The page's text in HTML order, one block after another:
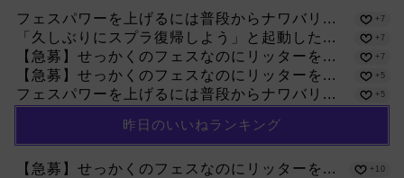
フェスパワーを上げるには普段からナワバリ... +7
「久しぶりにスプラ復帰しよう」と起動した... +7
【急募】せっかくのフェスなのにリッターを... +7
【急募】せっかくのフェスなのにリッターを... +5
フェスパワーを上げるには普段からナワバリ... +5
昨日のいいねランキング
【急募】せっかくのフェスなのにリッターを... +10